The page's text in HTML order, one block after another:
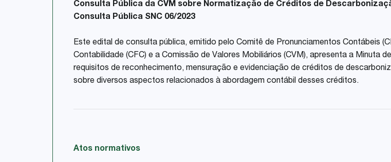
Consulta Pública da CVM sobre Normatização de Créditos de
Consulta Pública SNC 06/2023
Este edital de consulta pública, emitido pelo Comitê de Pronunciamentos Contábeis
Contabilidade (CFC) e a Comissão de Valores Mobiliários (CVM), apresenta a Minuta
requisitos de reconhecimento, mensuração e evidenciação de créditos de
sobre diversos aspectos relacionados à abordagem contábil desses créditos.
Atos normativos